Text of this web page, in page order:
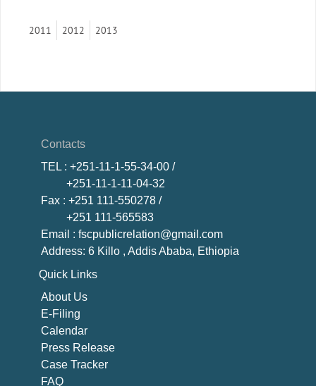
2011 2012 2013
Contacts
TEL : +251-11-1-55-34-00 /
+251-11-1-11-04-32
Fax : +251 111-550278 /
+251 111-565583
Email : fscpublicrelation@gmail.com
Address: 6 Killo , Addis Ababa, Ethiopia
Quick Links
About Us
E-Filing
Calendar
Press Release
Case Tracker
FAQ